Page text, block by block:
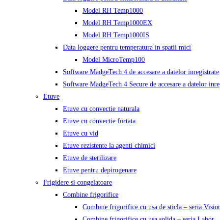
Model RH Temp1000
Model RH Temp1000EX
Model RH Temp1000IS
Data loggere pentru temperatura in spatii mici
Model MicroTemp100
Software MadgeTech 4 de accesare a datelor inregistrate
Software MadgeTech 4 Secure de accesare a datelor
Etuve
Etuve cu convectie naturala
Etuve cu convectie fortata
Etuve cu vid
Etuve rezistente la agenti chimici
Etuve de sterilizare
Etuve pentru depirogenare
Frigidere si congelatoare
Combine frigorifice
Combine frigorifice cu usa de sticla – seria